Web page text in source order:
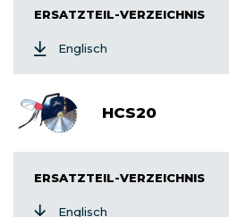
ERSATZTEIL-VERZEICHNIS
Englisch
HCS20
ERSATZTEIL-VERZEICHNIS
Englisch